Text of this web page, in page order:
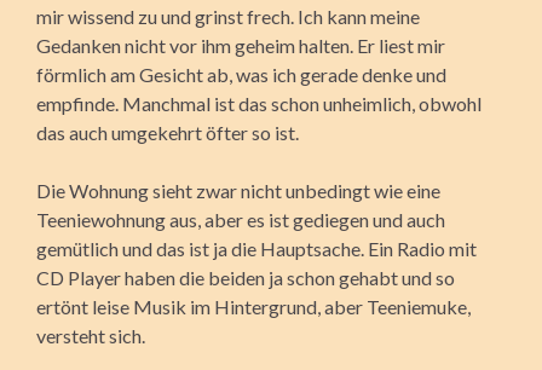
mir wissend zu und grinst frech. Ich kann meine
Gedanken nicht vor ihm geheim halten. Er liest mir
förmlich am Gesicht ab, was ich gerade denke und
empfinde. Manchmal ist das schon unheimlich, obwohl
das auch umgekehrt öfter so ist.
Die Wohnung sieht zwar nicht unbedingt wie eine
Teeniewohnung aus, aber es ist gediegen und auch
gemütlich und das ist ja die Hauptsache. Ein Radio mit
CD Player haben die beiden ja schon gehabt und so
ertönt leise Musik im Hintergrund, aber Teeniemuke,
versteht sich.